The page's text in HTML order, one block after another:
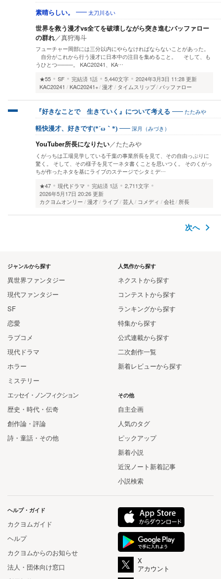
素晴らしい。 太刀川るい
世界を救う漫才vs全てを破壊しながら突き進むバッファロー
の群れ／真狩海斗
フューチャー岡部には三分以内にやらなければならないことがあった。
自分がこれから行う漫才に日本中の注目を集めること。 そして、も
うひとつ────。 KAC20241、KA…
★55
SF 完結済 1話 5,440文字
2024年3月3日 11:28 更新
KAC20241
KAC20241+ 漫才 タイムスリップ バッファロー
『好きなことで 生きていく』について考える たたみや
軽快漫才、好きです(*´ω｀*) 深月（みづき）
YouTuber所長になりたい／たたみや
くがっちは工場見学している千葉の事業所長を見て、その自由っぷりに
驚く。 そして、その様子を見て一ネタ書くことを思いつく。 そのくがっ
ちが作ったネタを基にライブのステージでシタミデ…
★47
現代ドラマ 完結済 1話
2,711文字
2026年5月17日 20:26 更新
カクヨムオンリー
漫才 ライブ 芸人 コメディ 会社 所長
次へ
人気作から探す
ネクストから探す
コンテストから探す
ランキングから探す
特集から探す
公式連載から探す
二次創作一覧
新着レビューから探す
ジャンルから探す
異世界ファンタジー
現代ファンタジー
SF
恋愛
ラブコメ
現代ドラマ
ホラー
ミステリー
エッセイ・ノンフィクション
歴史・時代・伝奇
創作論・評論
詩・童話・その他
その他
自主企画
人気のタグ
ピックアップ
新着小説
近況ノート新着記事
小説検索
ヘルプ・ガイド
カクヨムガイド
ヘルプ
カクヨムからのお知らせ
法人・団体向け窓口
X
アカウント